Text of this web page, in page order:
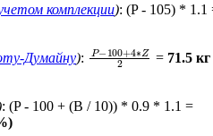
комплекции): (P - 105) * 1.1
Думайну): P− 100 +4∗ 2
= 71.5 кг
: (P - 100 + (B / 10)) * 0.9 * 1.1 =